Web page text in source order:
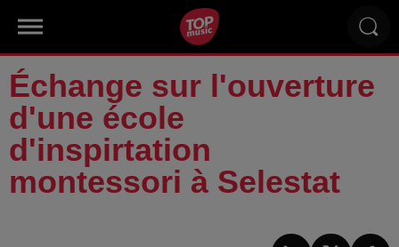
Échange sur l'ouverture
d'une école
d'inspirtation
montessori à Selestat